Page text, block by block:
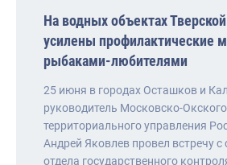
На водных объектах
усилены профилактические
рыбаками-любителями
25 июня в городах Осташков и
руководитель Московско-Окского
территориального управления
Андрей Яковлев провел встречу с
отдела государственного